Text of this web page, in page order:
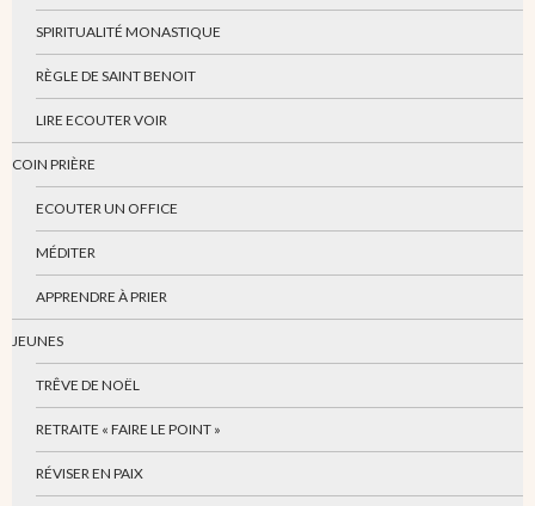
SPIRITUALITÉ MONASTIQUE
RÈGLE DE SAINT BENOIT
LIRE ECOUTER VOIR
COIN PRIÈRE
ECOUTER UN OFFICE
MÉDITER
APPRENDRE À PRIER
JEUNES
TRÊVE DE NOËL
RETRAITE « FAIRE LE POINT »
RÉVISER EN PAIX